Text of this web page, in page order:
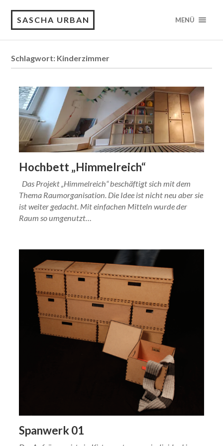
SASCHA URBAN MENÜ
Schlagwort: Kinderzimmer
Hochbett „Himmelreich“
Das Projekt „Himmelreich“ beschäftigt sich mit dem
Thema Raumorganisation. Die Idee ist nicht neu aber sie
ist weiter gedacht. Mit einfachen Mitteln wurde der
Raum so umgenutzt…
Spanwerk 01